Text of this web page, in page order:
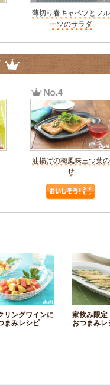
薄切り春キャベツとフル
ーツのサラダ
油揚げの梅風味三つ葉の
せ
リングワインに
まみレシピ
家飲み限定
おつまみレ